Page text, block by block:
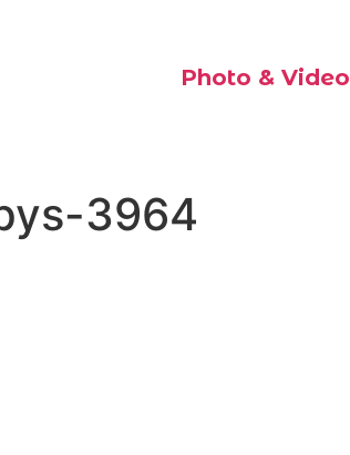
Photo & Video
3964